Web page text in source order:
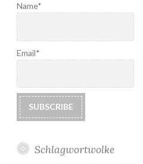
Name*
Email*
Schlagwortwolke